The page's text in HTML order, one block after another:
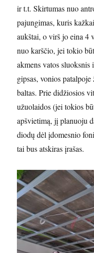
ir t.t. Skirtumas nuo
pajungimas, kuris
aukštai, o virš jo eina 4
nuo karščio, jei tokio
akmens vatos
gipsas, vonios
baltas. Prie didžiosios
užuolaidos (jei tokios
apšvietimą, jį planuoju
diodų dėl įdomesnio
tai bus atskiras įrašas.